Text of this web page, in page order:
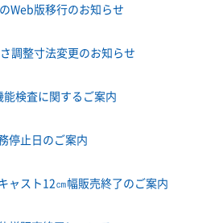
Web版移行のお知らせ
調整寸法変更のお知らせ
能検査に関するご案内
停止日のご案内
ャスト12㎝幅販売終了のご案内